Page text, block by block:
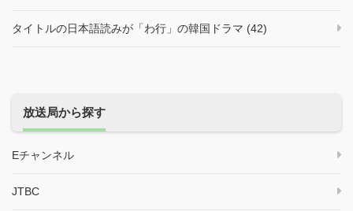
タイトルの日本語読みが「わ行」の韓国ドラマ (42)
放送局から探す
Eチャンネル
JTBC